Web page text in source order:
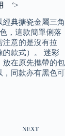
‘>
典搪瓷金屬三角
，這款簡單俐落
注意的是沒有拉
的款式）。 迷彩
放在原先攜帶的包
，同款亦有黑色可
NEXT